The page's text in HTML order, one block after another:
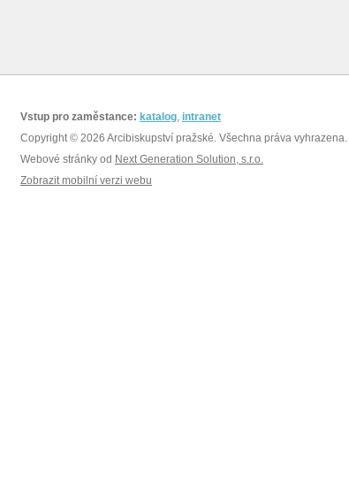
Vstup pro zaměstance: katalog, intranet
Copyright © 2026 Arcibiskupství pražské. Všechna práva vyhrazena.
Webové stránky od Next Generation Solution, s.r.o.
Zobrazit mobilní verzi webu